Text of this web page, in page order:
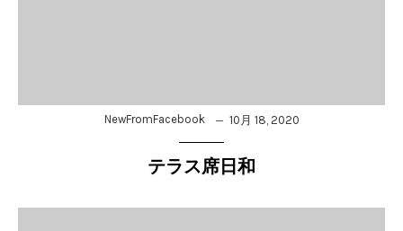
NewFromFacebook 10月 18, 2020
テラス席日和